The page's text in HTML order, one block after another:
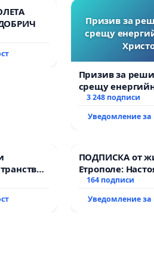
Призив за
срещу
Призив за
срещу
Христо Ковачки!
3 248 подписи
Уведомление за
ПОДПИСКА от
Етрополе:
гаранции от
всички
164 подписи
Уведомление за